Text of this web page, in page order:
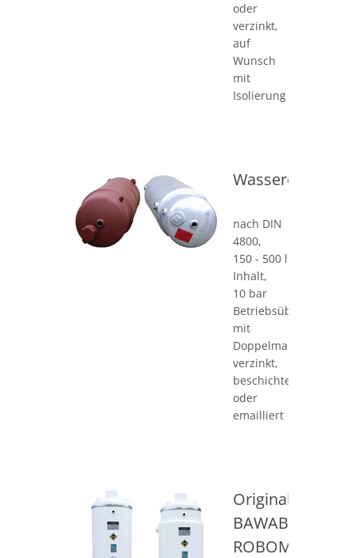
oder
verzinkt,
auf
Wunsch
mit
Isolierung
nach DIN
4800,
150 - 500 l
Inhalt,
10 bar
Betriebsüberdruck,
mit
Doppelmantel,
verzinkt,
beschichtet
oder
emailliert
Original
BAWABO
ROBOMAIL